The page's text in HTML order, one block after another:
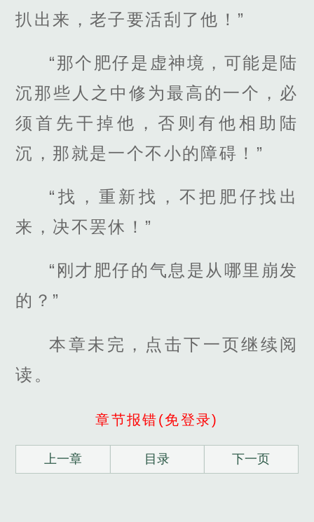
扒出来，老子要活刮了他！”
“那个肥仔是虚神境，可能是陆
沉那些人之中修为最高的一个，必
须首先干掉他，否则有他相助陆
沉，那就是一个不小的障碍！”
“找，重新找，不把肥仔找出
来，决不罢休！”
“刚才肥仔的气息是从哪里崩发
的？”
本章未完，点击下一页继续阅
读。
章节报错(免登录)
上一章 目录 下一页